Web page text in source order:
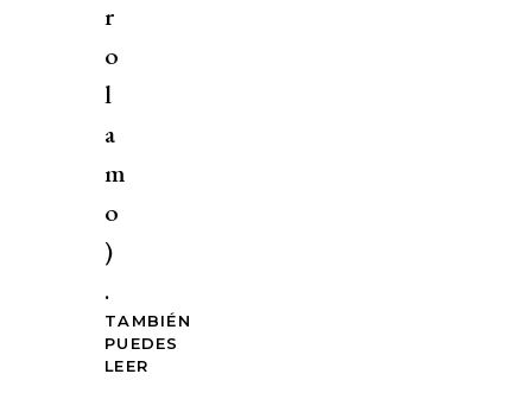
r
o
l
a
m
o
)
.
TAMBIÉN
PUEDES
LEER